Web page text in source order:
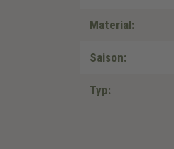
Material:
Saison:
Typ: